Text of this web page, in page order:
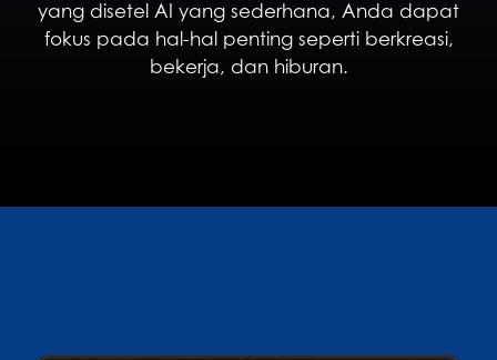
yang disetel AI yang sederhana, Anda dapat
fokus pada hal-hal penting seperti berkreasi,
bekerja, dan hiburan.